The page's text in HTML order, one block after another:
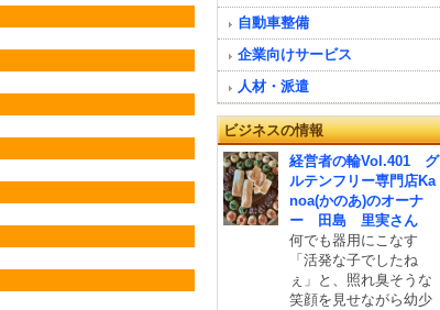
自動車整備
企業向けサービス
人材・派遣
ビジネスの情報
経営者の輪Vol.401 グ
ルテンフリー専門店Ka
noa(かのあ)のオーナ
ー 田島 里実さん
何でも器用にこなす
「活発な子でしたね
ぇ」と、照れ臭そうな
笑顔を見せながら幼少